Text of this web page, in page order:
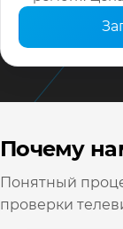
Почему
Понятный
проверки